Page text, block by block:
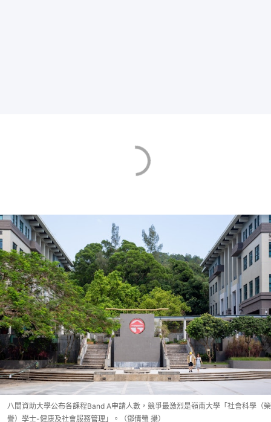
八間資助大學公布各課程Band A申請人數，競爭最激烈是嶺南大學「社會科學（榮
譽）學士-健康及社會服務管理」。（鄧倩螢 攝）